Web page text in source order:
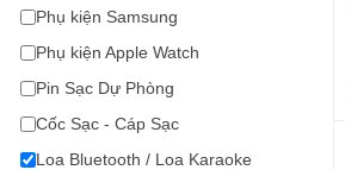
Phụ kiện Samsung
Phụ kiện Apple Watch
Pin Sạc Dự Phòng
Cốc Sạc - Cáp Sạc
Loa Bluetooth / Loa Karaoke